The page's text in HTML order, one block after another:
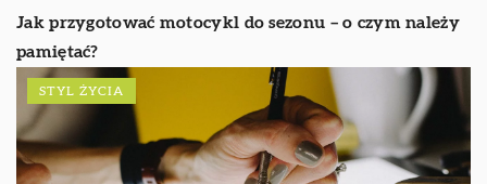
Jak przygotować motocykl do sezonu – o czym należy
pamiętać?
STYL ŻYCIA